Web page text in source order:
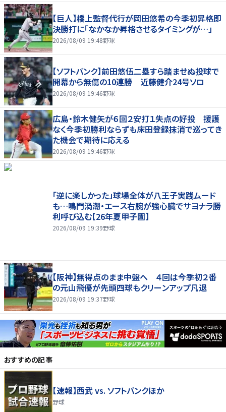
【巨人】橋上監督代行が岡田悠希の今季初昇格即
決勝打に「なかなか昇格させるタイミングが…」
2026/08/09 19:48野球
【ソフトバンク】前田悠伍二塁すら踏ませぬ投球で
開幕から無傷の10連勝 近藤健介24号ソロ
2026/08/09 19:46野球
広島・鈴木健矢が６回２安打１失点の好投 援護
なく今季初勝利ならずも床田登録抹消で巡ってき
た機会で期待に応える
2026/08/09 19:46野球
「逆に楽しかった」球場全体が八王子実践ムード
も…鳴門渦潮・エース右腕が強心臓でサヨナラ勝
利呼び込む【26年夏甲子園】
2026/08/09 19:39野球
【阪神】無得点のまま中盤へ ４回は今季初２番
の元山飛優が先頭四球もクリーンアップ凡退
2026/08/09 19:37野球
おすすめの記事
【速報】西武 vs. ソフトバンクほか
野球